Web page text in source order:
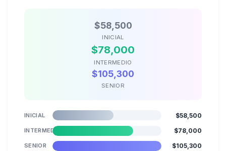
$58,500
INICIAL
$78,000
INTERMEDIO
$105,300
SENIOR
INICIAL $58,500
INTERMEDIO $78,000
SENIOR $105,300